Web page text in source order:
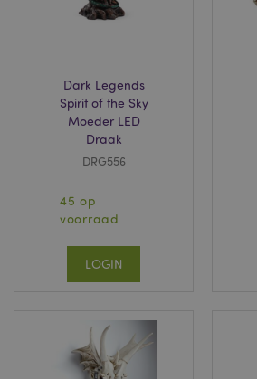
Dark Legends
Spirit of the Sky
Moeder LED
Draak
DRG556
45 op
voorraad
LOGIN